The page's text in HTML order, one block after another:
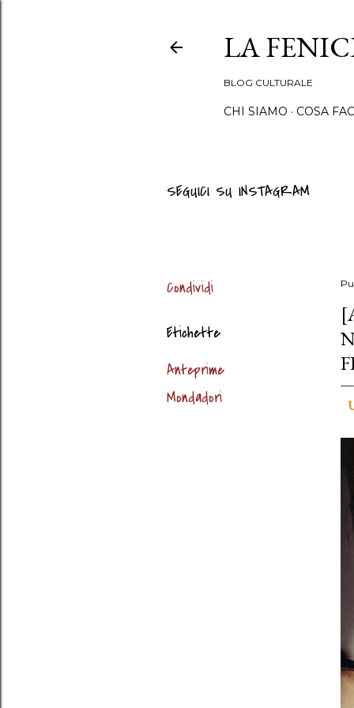
LA
BLOG CULTURALE
CHI SIAMO COSA
SEGUICI SU INSTAGRAM
Condividi
Etichette
Anteprime
Mondadori